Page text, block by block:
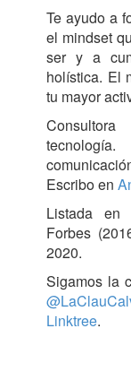
Te ayudo a
el mindset
ser y a
holística. El
tu mayor
Escribo en
Listada en
Forbes
2020.
Sigamos la
Linktree.